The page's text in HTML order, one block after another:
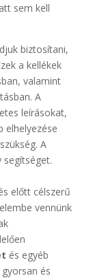
sem kell
biztosítani,
a kellékek
valamint
A
leírásokat,
elhelyezése
A
segítséget.
előtt célszerű
vennünk
és egyéb
és